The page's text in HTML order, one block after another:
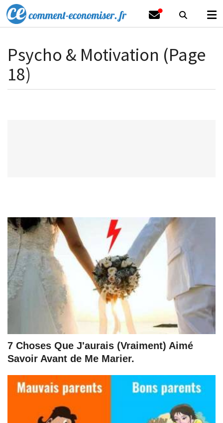
Psycho & Motivation (Page
18)
7 Choses Que J'aurais (Vraiment) Aimé
Savoir Avant de Me Marier.